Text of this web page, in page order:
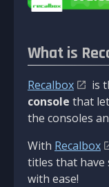
What is
Recalbox is
console that
the consoles
With Recalbox
titles that have
with ease!